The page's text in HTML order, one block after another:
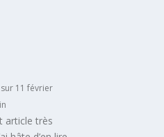
sur 11 février
article très